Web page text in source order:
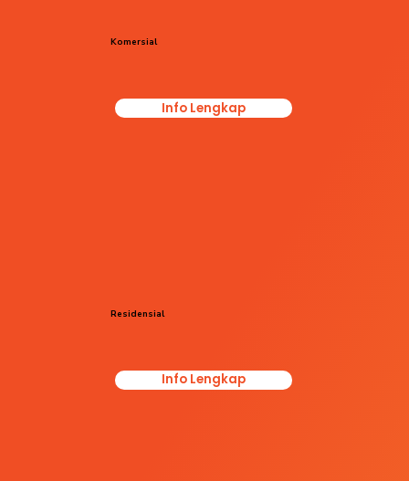
Komersial
Info Lengkap
Residensial
Info Lengkap